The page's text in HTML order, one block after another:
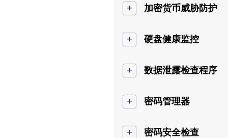
+ 加密货币威胁防护
+ 硬盘健康监控
+ 数据泄露检查程序
+ 密码管理器
+ 密码安全检查